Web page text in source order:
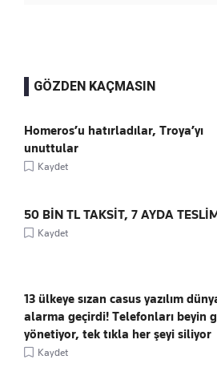
GÖZDEN KAÇMASIN
Homeros’u hatırladılar, Troya’yı
unuttular
Kaydet
50 BİN TL TAKSİT, 7 AYDA
Kaydet
13 ülkeye sızan casus yazılım
alarma geçirdi! Telefonları beyin
yönetiyor, tek tıkla her şeyi siliyor
Kaydet